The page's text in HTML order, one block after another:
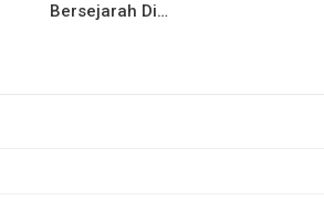
Bersejarah Di…